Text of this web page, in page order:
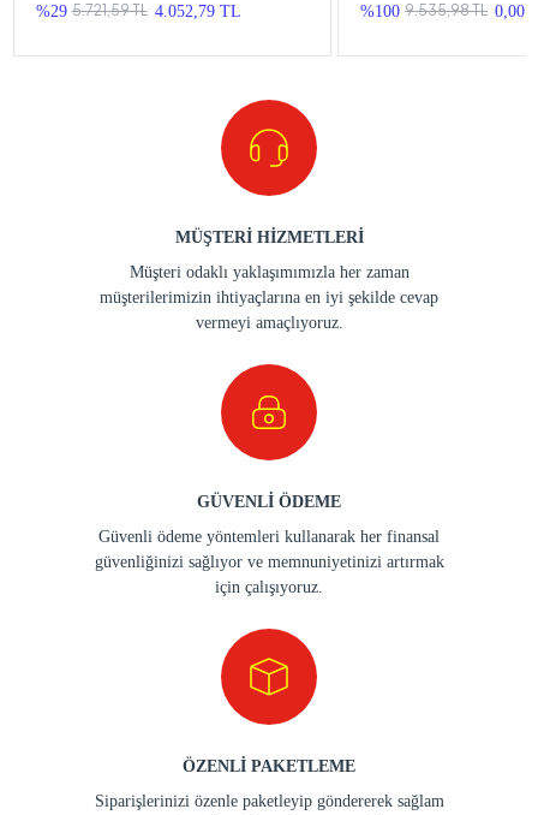
%29 5.721,59 TL 4.052,79 TL %100 9.535,98 TL 0,00
MÜŞTERİ HİZMETLERİ
Müşteri odaklı yaklaşımımızla her zaman
müşterilerimizin ihtiyaçlarına en iyi şekilde cevap
vermeyi amaçlıyoruz.
GÜVENLİ ÖDEME
Güvenli ödeme yöntemleri kullanarak her finansal
güvenliğinizi sağlıyor ve memnuniyetinizi artırmak
için çalışıyoruz.
ÖZENLİ PAKETLEME
Siparişlerinizi özenle paketleyip göndererek sağlam